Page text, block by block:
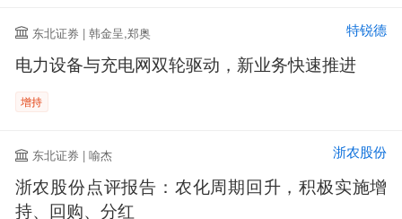
东北证券 | 韩金呈,郑奥 特锐德
电力设备与充电网双轮驱动，新业务快速推进
增持
东北证券 | 喻杰 浙农股份
浙农股份点评报告：农化周期回升，积极实施增
持、回购、分红